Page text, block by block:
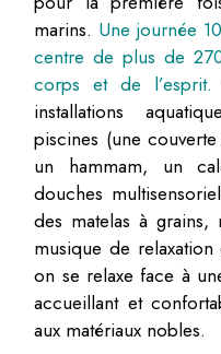
marins. Une journée
centre de plus de
corps et de l’esprit.
installations
piscines (une
un hammam, un
douches
des matelas à grains,
musique de
on se relaxe face à
accueillant et
aux matériaux nobles.